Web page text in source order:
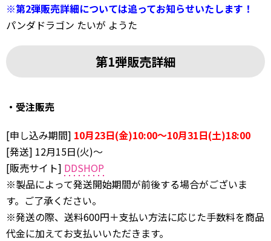
※第2弾販売詳細については追ってお知らせいたします！
パンダドラゴン たいが ようた
第1弾販売詳細
・受注販売
[申し込み期間] 10月23日(金)10:00～10月31日(土)18:00
[発送] 12月15日(火)～
[販売サイト] DDSHOP
※製品によって発送開始期間が前後する場合がございま
す。ご了承ください。
※発送の際、送料600円＋支払い方法に応じた手数料を商品
代金に加えてお支払いいただきます。